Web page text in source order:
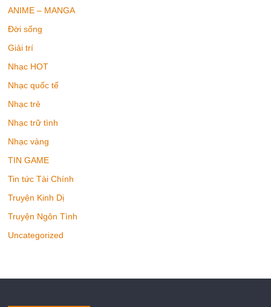
ANIME – MANGA
Đời sống
Giải trí
Nhạc HOT
Nhạc quốc tế
Nhạc trẻ
Nhạc trữ tình
Nhạc vàng
TIN GAME
Tin tức Tài Chính
Truyện Kinh Dị
Truyện Ngôn Tình
Uncategorized